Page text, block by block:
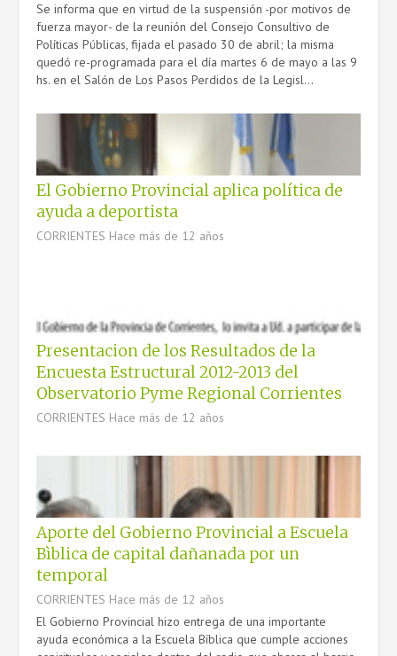
Se informa que en virtud de la suspensión -por motivos de
fuerza mayor- de la reunión del Consejo Consultivo de
Políticas Públicas, fijada el pasado 30 de abril; la misma
quedó re-programada para el día martes 6 de mayo a las 9
hs. en el Salón de Los Pasos Perdidos de la Legisl...
El Gobierno Provincial aplica política de
ayuda a deportista
CORRIENTES Hace más de 12 años
Presentacion de los Resultados de la
Encuesta Estructural 2012-2013 del
Observatorio Pyme Regional Corrientes
CORRIENTES Hace más de 12 años
Aporte del Gobierno Provincial a Escuela
Bìblica de capital dañanada por un
temporal
CORRIENTES Hace más de 12 años
El Gobierno Provincial hizo entrega de una importante
ayuda económica a la Escuela Bíblica que cumple acciones